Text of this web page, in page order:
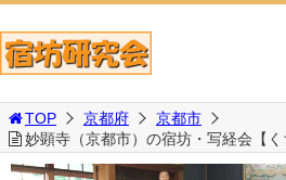
TOP 京都府
京都市
妙顕寺（京都市）の宿坊・写経会【く